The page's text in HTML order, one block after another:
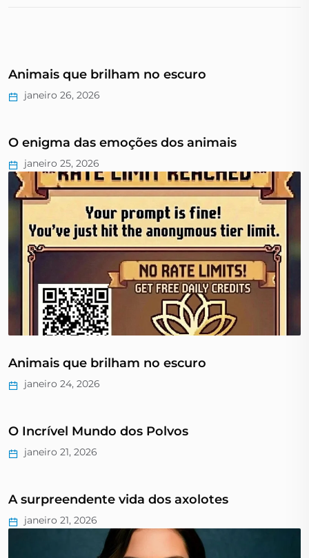
Animais que brilham no escuro
janeiro 26, 2026
O enigma das emoções dos animais
janeiro 25, 2026
Animais que brilham no escuro
janeiro 24, 2026
O Incrível Mundo dos Polvos
janeiro 21, 2026
A surpreendente vida dos axolotes
janeiro 21, 2026